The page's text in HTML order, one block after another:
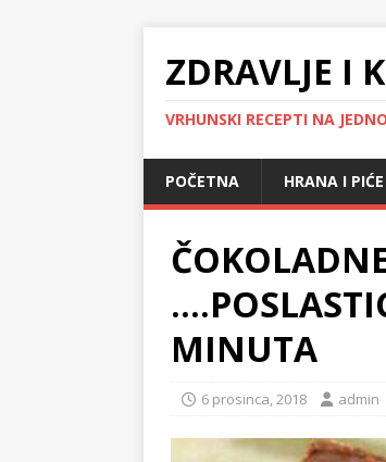
ZDRAVLJE I
VRHUNSKI RECEPTI NA
POČETNA HRANA I PIĆE
MINUTA
6 prosinca, 2018 admin